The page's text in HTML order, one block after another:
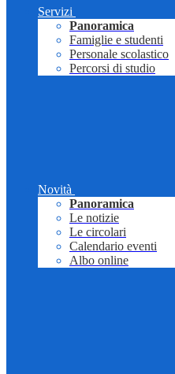
Servizi
Panoramica
Famiglie e studenti
Personale scolastico
Percorsi di studio
Novità
Panoramica
Le notizie
Le circolari
Calendario eventi
Albo online